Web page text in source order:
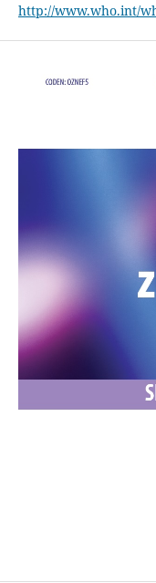
http://www.who.int/